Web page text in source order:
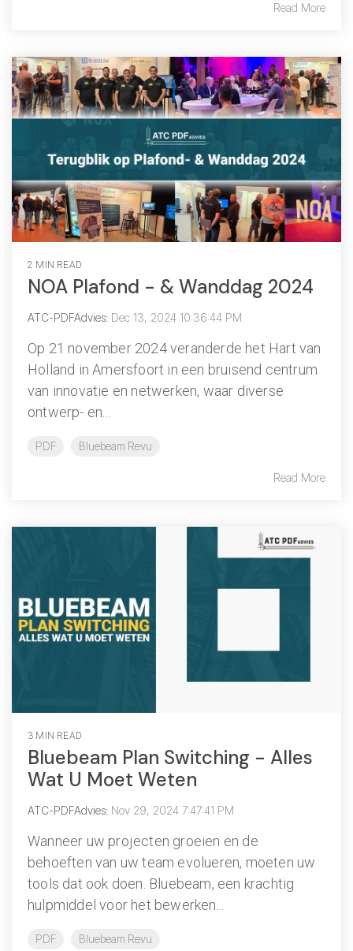
Read More
2 MIN READ
NOA Plafond - & Wanddag 2024
ATC-PDFAdvies: Dec 13, 2024 10:36:44 PM
Op 21 november 2024 veranderde het Hart van
Holland in Amersfoort in een bruisend centrum
van innovatie en netwerken, waar diverse
ontwerp- en...
PDF Bluebeam Revu
Read More
3 MIN READ
Bluebeam Plan Switching - Alles
Wat U Moet Weten
ATC-PDFAdvies: Nov 29, 2024 7:47:41 PM
Wanneer uw projecten groeien en de
behoeften van uw team evolueren, moeten uw
tools dat ook doen. Bluebeam, een krachtig
hulpmiddel voor het bewerken...
PDF Bluebeam Revu